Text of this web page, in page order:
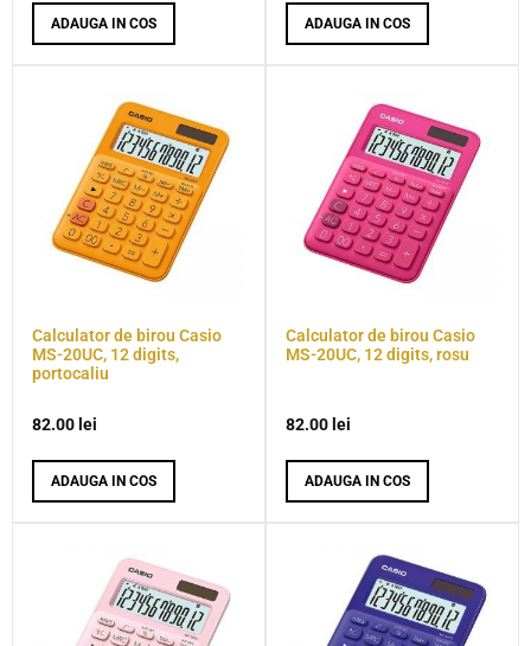
ADAUGA IN COS ADAUGA IN COS
Calculator de birou Casio
MS-20UC, 12 digits,
portocaliu
82.00 lei
ADAUGA IN COS
Calculator de birou Casio
MS-20UC, 12 digits, rosu
82.00 lei
ADAUGA IN COS